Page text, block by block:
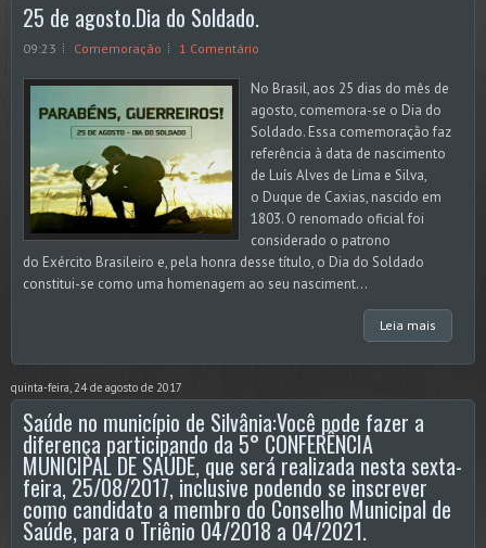
25 de agosto.Dia do Soldado.
09:23 Comemoração 1 Comentário
No Brasil, aos 25 dias do mês de
agosto, comemora-se o Dia do
Soldado. Essa comemoração faz
referência à data de nascimento
de Luís Alves de Lima e Silva,
o Duque de Caxias, nascido em
1803. O renomado oficial foi
considerado o patrono
do Exército Brasileiro e, pela honra desse título, o Dia do Soldado
constitui-se como uma homenagem ao seu nasciment...
Leia mais
quinta-feira, 24 de agosto de 2017
Saúde no município de Silvânia:Você pode fazer a
diferença participando da 5° CONFERÊNCIA
MUNICIPAL DE SAÚDE, que será realizada nesta sexta-
feira, 25/08/2017, inclusive podendo se inscrever
como candidato a membro do Conselho Municipal de
Saúde, para o Triênio 04/2018 a 04/2021.